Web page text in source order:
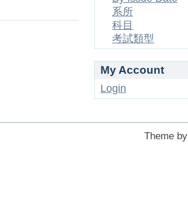
系所
科目
考試類型
My Account
Login
Theme by